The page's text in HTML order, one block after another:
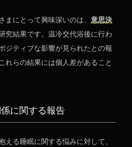
まにとって興味深いのは、意思決
究結果です。温冷交代浴後に行わ
ジティブな影響が見られたとの報
れらの結果には個人差があること
に関する報告
える睡眠に関する悩みに対して、